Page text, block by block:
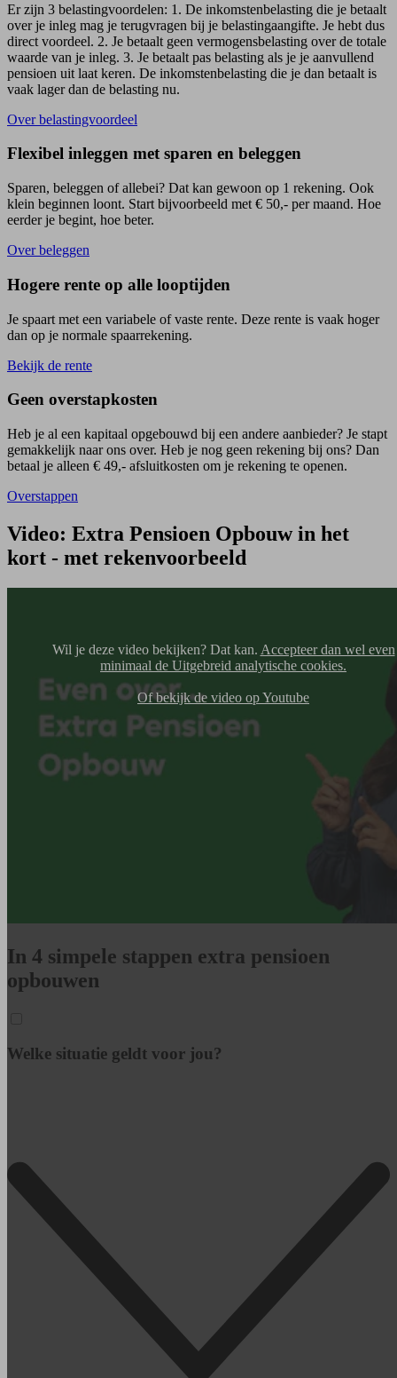
Er zijn 3 belastingvoordelen: 1. De inkomstenbelasting die je betaalt
over je inleg mag je terugvragen bij je belastingaangifte. Je hebt dus
direct voordeel. 2. Je betaalt geen vermogensbelasting over de totale
waarde van je inleg. 3. Je betaalt pas belasting als je je aanvullend
pensioen uit laat keren. De inkomstenbelasting die je dan betaalt is
vaak lager dan de belasting nu.
Over belastingvoordeel
Flexibel inleggen met sparen en beleggen
Sparen, beleggen of allebei? Dat kan gewoon op 1 rekening. Ook
klein beginnen loont. Start bijvoorbeeld met € 50,- per maand. Hoe
eerder je begint, hoe beter.
Over beleggen
Hogere rente op alle looptijden
Je spaart met een variabele of vaste rente. Deze rente is vaak hoger
dan op je normale spaarrekening.
Bekijk de rente
Geen overstapkosten
Heb je al een kapitaal opgebouwd bij een andere aanbieder? Je stapt
gemakkelijk naar ons over. Heb je nog geen rekening bij ons? Dan
betaal je alleen € 49,- afsluitkosten om je rekening te openen.
Overstappen
Video: Extra Pensioen Opbouw in het
kort - met rekenvoorbeeld
Wil je deze video bekijken? Dat kan. Accepteer dan wel even
minimaal de Uitgebreid analytische cookies.
Of bekijk de video op Youtube
In 4 simpele stappen extra pensioen
opbouwen
Welke situatie geldt voor jou?